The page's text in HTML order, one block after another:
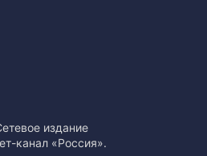
издание
канал «Россия».